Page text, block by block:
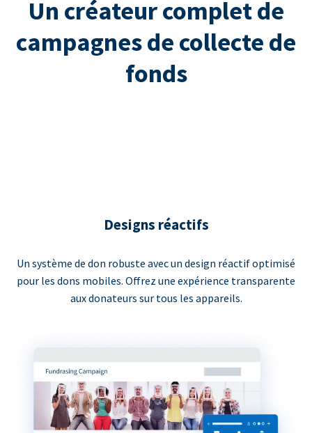
Un créateur complet de
campagnes de collecte de
fonds
Designs réactifs
Un système de don robuste avec un design réactif optimisé
pour les dons mobiles. Offrez une expérience transparente
aux donateurs sur tous les appareils.